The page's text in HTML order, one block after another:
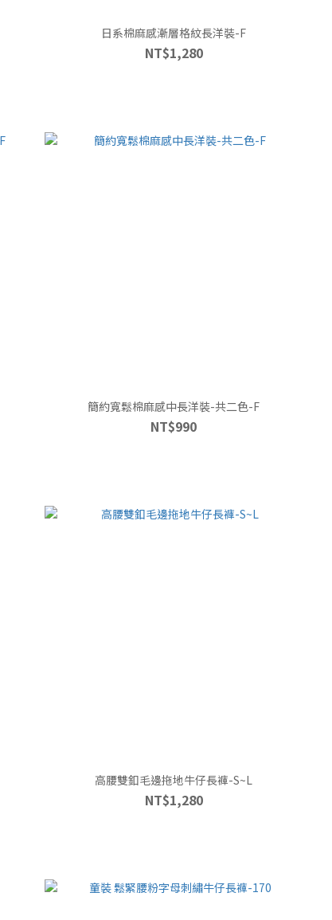
日系棉麻感漸層格紋長洋裝-F
NT$1,280
簡約寬鬆棉麻感中長洋裝-共二色-F
NT$990
高腰雙釦毛邊拖地牛仔長褲-S~L
NT$1,280